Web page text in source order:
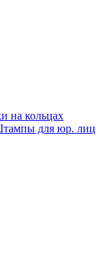
на кольцах
для юр. лиц